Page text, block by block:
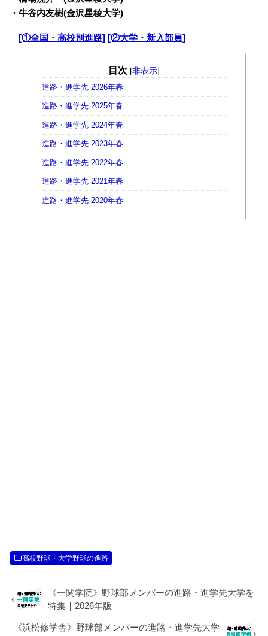
・牛谷内友樹(金沢星稜大学)
[①全国・高校別進路] [②大学・新入部員]
目次 [非表示]
進路・進学先 2026年春
進路・進学先 2025年春
進路・進学先 2024年春
進路・進学先 2023年春
進路・進学先 2022年春
進路・進学先 2021年春
進路・進学先 2020年春
高校野球・大学野球の進路
《一関学院》野球部メンバーの進路・進学先大学を
特集｜2026年版
《浜松修学舎》野球部メンバーの進路・進学先大学